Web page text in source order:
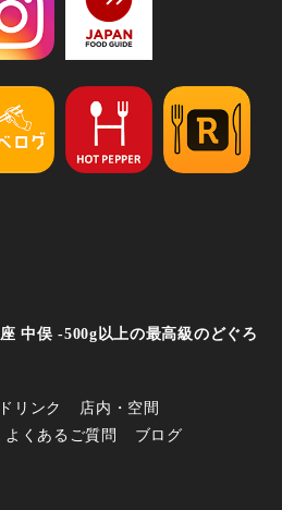
中俣 -500g以上の最高級のどぐろ
ドリンク
店内・空間
よくあるご質問
ブログ